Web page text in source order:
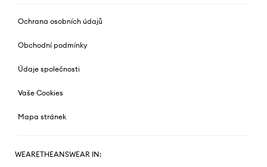
Ochrana osobních údajů
Obchodní podmínky
Údaje společnosti
Vaše Cookies
Mapa stránek
WEARETHEANSWEAR IN: